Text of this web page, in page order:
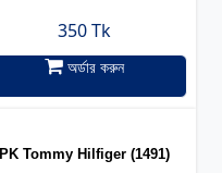
350 Tk
অর্ডার করুন
PK Tommy Hilfiger (1491)